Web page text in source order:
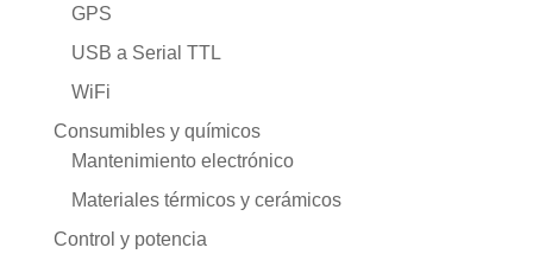
GPS
USB a Serial TTL
WiFi
Consumibles y químicos
Mantenimiento electrónico
Materiales térmicos y cerámicos
Control y potencia